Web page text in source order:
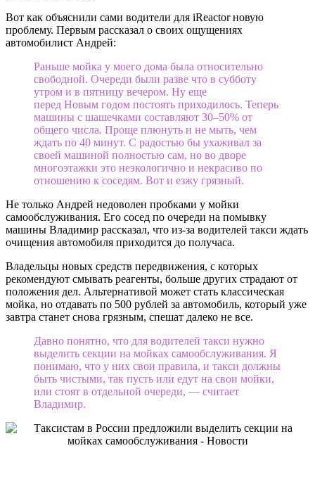
Вот как объяснили сами водители для iReactor новую
проблему. Первым рассказал о своих ощущениях
автомобилист Андрей:
Раньше мойка у моего дома была относительно
свободной. Очереди были разве что в субботу
утром и в пятницу вечером. Ну еще
перед Новым годом постоять приходилось. Теперь
машины с шашечками составляют 30–50% от
общего числа. Проще плюнуть и не мыть, чем
ждать по 40 минут. С радостью бы ухаживал за
своей машиной полностью сам, но во дворе
многоэтажки это неэкологично и некрасиво по
отношению к соседям. Вот и езжу грязный.
Не только Андрей недоволен пробками у мойки
самообслуживания. Его сосед по очереди на помывку
машины Владимир рассказал, что из-за водителей такси ждать
очищения автомобиля приходится до получаса.
Владельцы новых средств передвижения, с которых
рекомендуют смывать реагенты, больше других страдают от
положения дел. Альтернативой может стать классическая
мойка, но отдавать по 500 рублей за автомобиль, который уже
завтра станет снова грязным, спешат далеко не все.
Давно понятно, что для водителей такси нужно
выделить секции на мойках самообслуживания. Я
понимаю, что у них свои правила, и такси должны
быть чистыми, так пусть или едут на свои мойки,
или стоят в отдельной очереди, — считает
Владимир.